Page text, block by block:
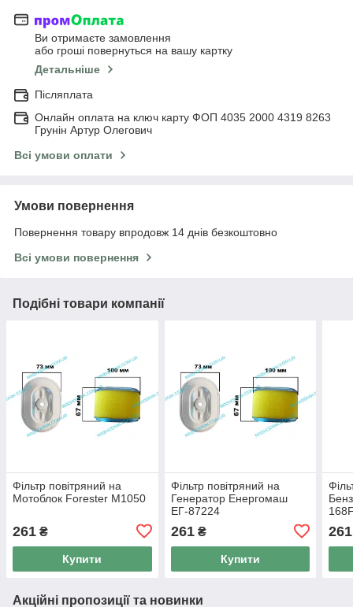
Ви отримаєте замовлення
або гроші повернуться на вашу картку
Детальніше
Післяплата
Онлайн оплата на ключ карту ФОП 4035 2000 4319 8263
Грунін Артур Олегович
Всі умови оплати
Умови повернення
Повернення товару впродовж 14 днів безкоштовно
Всі умови повернення
Подібні товари компанії
Фільтр повітряний на
Мотоблок Forester M1050
261 ₴
Купити
Фільтр повітряний на
Генератор Енергомаш
ЕГ-87224
261₴
Купити
261
Акційні пропозиції та новинки